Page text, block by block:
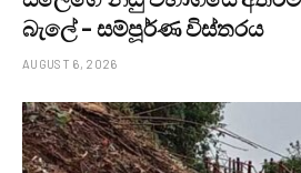
බැලේ – සම්පූර්ණ විස්තරය
AUGUST 6, 2026